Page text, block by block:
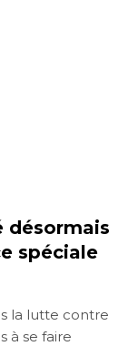
désormais
spéciale
la lutte contre
à se faire